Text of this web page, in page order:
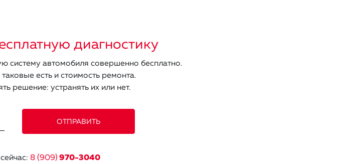
диагностику
автомобиля совершенно бесплатно.
есть и стоимость ремонта.
решение: устранять их или нет.
8 (909) 970-3040